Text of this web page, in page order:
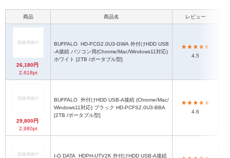
商品 商品名 レビュー
26,180円
2,618pt
BUFFALO
-A接続 パソコン用(Chrome/Mac/Windows11対応)
ホワイト [2TB /ポータブル型]
4.5
29,800円
2,980pt
BUFFALO
Windows11対応) ブラック HD-PCFS2.0U3-BBA
[2TB /ポータブル型]
4.6
I-O DATA